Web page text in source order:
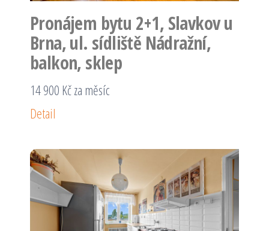
Pronájem bytu 2+1, Slavkov u
Brna, ul. sídliště Nádražní,
balkon, sklep
14 900 Kč za měsíc
Detail